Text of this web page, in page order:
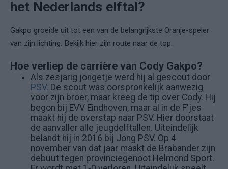
het Nederlands elftal?
Gakpo groeide uit tot een van de belangrijkste Oranje-speler
van zijn lichting. Bekijk hier zijn route naar de top.
Hoe verliep de carrière van Cody Gakpo?
Als zesjarig jongetje werd hij al gescout door
PSV. De scout was oorspronkelijk aanwezig
voor zijn broer, maar kreeg de tip over Cody. Hij
begon bij EVV Eindhoven, maar al in de F'jes
maakt hij de overstap naar PSV. Hier doorstaat
de aanvaller alle jeugdelftallen. Uiteindelijk
belandt hij in 2016 bij Jong PSV. Op 4
november van dat jaar maakt de Brabander zijn
debuut tegen provinciegenoot Helmond Sport.